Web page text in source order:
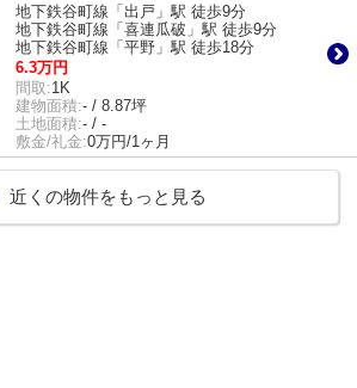
地下鉄谷町線「出戸」駅 徒歩9分
地下鉄谷町線「喜連瓜破」駅 徒歩9分
地下鉄谷町線「平野」駅 徒歩18分
6.3万円
間取:1K
建物面積:- / 8.87坪
土地面積:- / -
敷金/礼金:0万円/1ヶ月
近くの物件をもっと見る